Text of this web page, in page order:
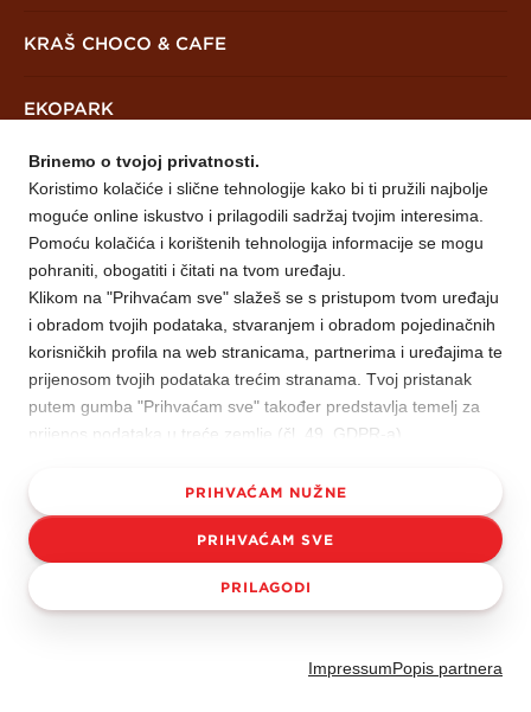
PreKrašni
Vafli
Mješavine
KRAŠ CHOCO & CAFE
EKOPARK
NOVOSTI
O NAMA
Mira Prijedor
Otvoreni natječaji
Istorijat Mire
Misija i vizija
Kako poslujemo
Osnovni podaci
Kraš Grupa
KONTAKT
Copyright © Kraš d.d. 2026. Sva prava pridržana. Uslovi korištenja
Brinemo o tvojoj privatnosti.
Koristimo kolačiće i slične tehnologije kako bi ti pružili najbolje
moguće online iskustvo i prilagodili sadržaj tvojim interesima.
Pomoću kolačića i korištenih tehnologija informacije se mogu
pohraniti, obogatiti i čitati na tvom uređaju.
Klikom na "Prihvaćam sve" slažeš se s pristupom tvom uređaju
i obradom tvojih podataka, stvaranjem i obradom pojedinačnih
korisničkih profila na web stranicama, partnerima i uređajima te
prijenosom tvojih podataka trećim stranama. Tvoj pristanak
putem gumba "Prihvaćam sve" također predstavlja temelj za
prijenos podataka u treće zemlje (čl. 49. GDPR-a).
odgovara onoj u EU za prijenos podataka u tzv. treće zemlje,
odnosno one zemlje izvan EU za koje ne postoji odluka
Komisije EU o adekvatnosti i za koje ne postoje tzv. prikladna
jamstva. U takvim državama postoji mogućnost da npr. vlast
ima pristup tvojim podacima o online korištenju i informacijama
PRIHVAĆAM NUŽNE
PRIHVAĆAM SVE
PRILAGODI
ImpressumPopis partnera